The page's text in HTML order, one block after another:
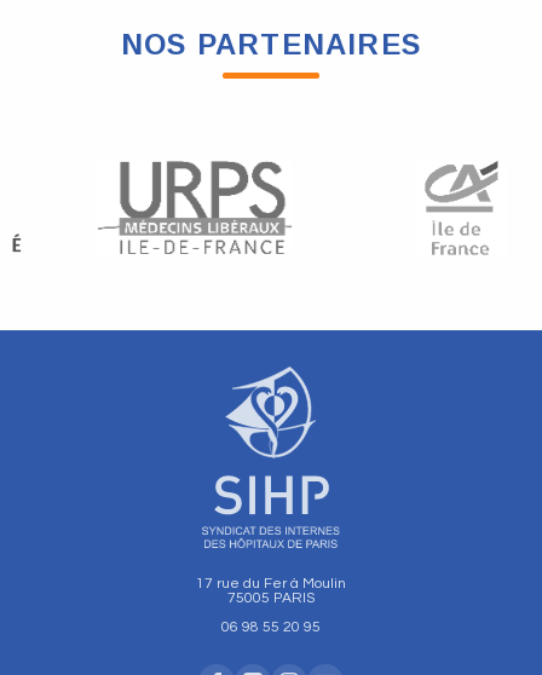
NOS PARTENAIRES
17 rue du Fer à Moulin
75005 PARIS
06 98 55 20 95